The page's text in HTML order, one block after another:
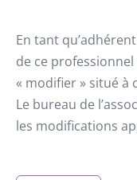
En tant
de ce
« modifier » situé à
Le bureau de
les modifications